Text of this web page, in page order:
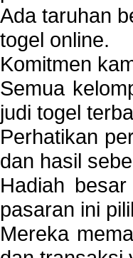
Ada taruhan
togel online.
Komitmen
Semua
judi togel
Perhatikan
dan hasil
Hadiah besar
pasaran ini
Mereka